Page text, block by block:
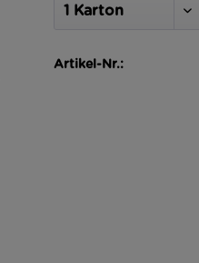
Artikel-Nr.: